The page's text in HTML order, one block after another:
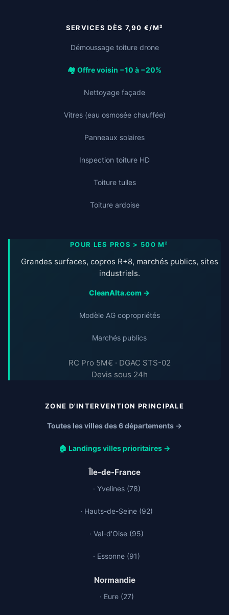
SERVICES DÈS 7,90 €/M²
Démoussage toiture drone
🏘️ Offre voisin −10 à −20%
Nettoyage façade
Vitres (eau osmosée chauffée)
Panneaux solaires
Inspection toiture HD
Toiture tuiles
Toiture ardoise
POUR LES PROS > 500 M²
Grandes surfaces, copros R+8, marchés publics, sites
industriels.
CleanAlta.com →
Modèle AG copropriétés
Marchés publics
RC Pro 5M€ · DGAC STS-02
Devis sous 24h
ZONE D'INTERVENTION PRINCIPALE
Toutes les villes des 6 départements →
🏠 Landings villes prioritaires →
Île-de-France
· Yvelines (78)
· Hauts-de-Seine (92)
· Val-d'Oise (95)
· Essonne (91)
Normandie
· Eure (27)